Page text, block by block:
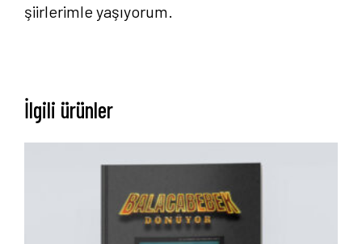
şiirlerimle yaşıyorum.
İlgili ürünler